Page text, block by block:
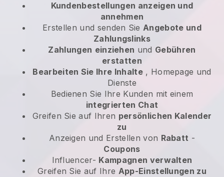
Kundenbestellungen anzeigen und
annehmen
Erstellen und senden SieAngebote und
Zahlungslinks
Zahlungen einziehen und Gebühren
erstatten
Bearbeiten Sie Ihre Inhalte, Homepage und
Dienste
Bedienen Sie Ihre Kunden mit einem
integrierten Chat
Greifen Sie auf Ihren persönlichen Kalender
zu
Anzeigen und Erstellen von Rabatt -
Coupons
Influencer- Kampagnen verwalten
Greifen Sie auf Ihre App-Einstellungen zu